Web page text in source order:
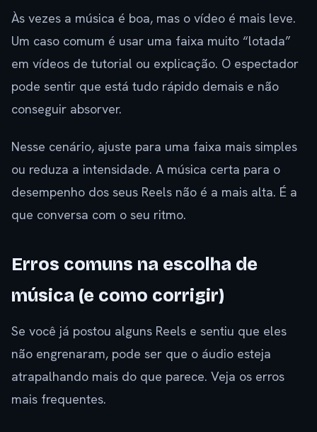
Às vezes a música é boa, mas o vídeo é mais leve.
Um caso comum é usar uma faixa muito “lotada”
em vídeos de tutorial ou explicação. O espectador
pode sentir que está tudo rápido demais e não
conseguir absorver.
Nesse cenário, ajuste para uma faixa mais simples
ou reduza a intensidade. A música certa para o
desempenho dos seus Reels não é a mais alta. É a
que conversa com o seu ritmo.
Erros comuns na escolha de
música (e como corrigir)
Se você já postou alguns Reels e sentiu que eles
não engrenaram, pode ser que o áudio esteja
atrapalhando mais do que parece. Veja os erros
mais frequentes.